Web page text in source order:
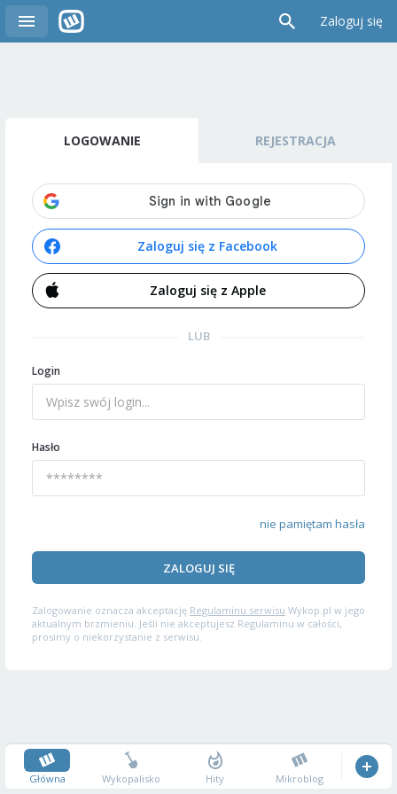
Zaloguj się
LOGOWANIE REJESTRACJA
Zaloguj się z Facebook
Zaloguj się z Apple
LUB
Login
Hasło
nie pamiętam hasła
ZALOGUJ SIĘ
Zalogowanie oznacza akceptację Regulaminu serwisu Wykop.pl w jego
aktualnym brzmieniu. Jeśli nie akceptujesz Regulaminu w całości,
prosimy o niekorzystanie z serwisu.
Główna Wykopalisko Hity Mikroblog